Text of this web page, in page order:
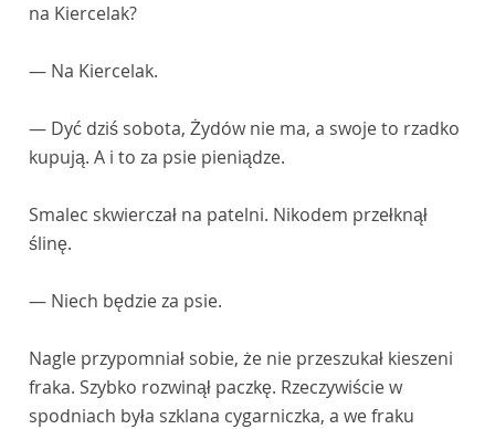
na Kiercelak?
— Na Kiercelak.
— Dyć dziś sobota, Żydów nie ma, a swoje to rzadko
kupują. A i to za psie pieniądze.
Smalec skwierczał na patelni. Nikodem przełknął
ślinę.
— Niech będzie za psie.
Nagle przypomniał sobie, że nie przeszukał kieszeni
fraka. Szybko rozwinął paczkę. Rzeczywiście w
spodniach była szklana cygarniczka, a we fraku